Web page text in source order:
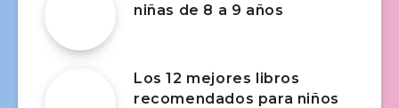
niñas de 8 a 9 años
Los 12 mejores libros
recomendados para niños